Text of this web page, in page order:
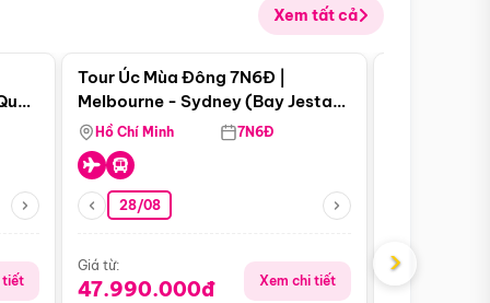
Xem tất cả
tiết
Điểm nổi bật
Tour Úc Mùa Đông 7N6Đ |
Melbourne - Sydney (Bay Jestar
Airways)
Hồ Chí Minh 7N6Đ
28/08
Giá từ:
47.990.000đ Xem chi tiết
Giá từ:
›